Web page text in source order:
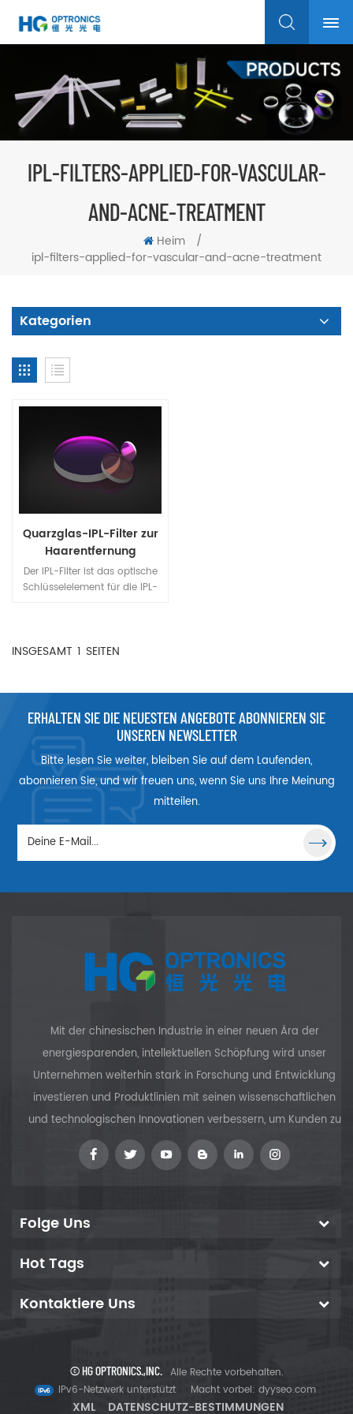
IPL-FILTERS-APPLIED-FOR-VASCULAR-
AND-ACNE-TREATMENT
Heim
/
ipl-filters-applied-for-vascular-and-acne-treatment
Kategorien
Quarzglas-IPL-Filter zur
Haarentfernung
Der IPL-Filter ist das optische
Schlüsselelement für die IPL-
Welle von 400 nm bis 1200
Aknebehandlung,
Hautverjüngung.
INSGESAMT 1 SEITEN
ERHALTEN SIE DIE NEUESTEN ANGEBOTE ABONNIEREN SIE
UNSEREN NEWSLETTER
Bitte lesen Sie weiter, bleiben Sie auf dem Laufenden,
abonnieren Sie, und wir freuen uns, wenn Sie uns Ihre Meinung
mitteilen.
Mit der chinesischen Industrie in einer neuen Ära der
energiesparenden, intellektuellen Schöpfung wird unser
Unternehmen weiterhin stark in Forschung und Entwicklung
investieren und Produktlinien mit seinen wissenschaftlichen
und technologischen Innovationen verbessern, um Kunden zu
versorgen
Folge Uns
Hot Tags
Kontaktiere Uns
© HG OPTRONICS.,INC. Alle Rechte vorbehalten.
IPv6-Netzwerk unterstützt
Macht vorbei: dyyseo.com
XML DATENSCHUTZ-BESTIMMUNGEN